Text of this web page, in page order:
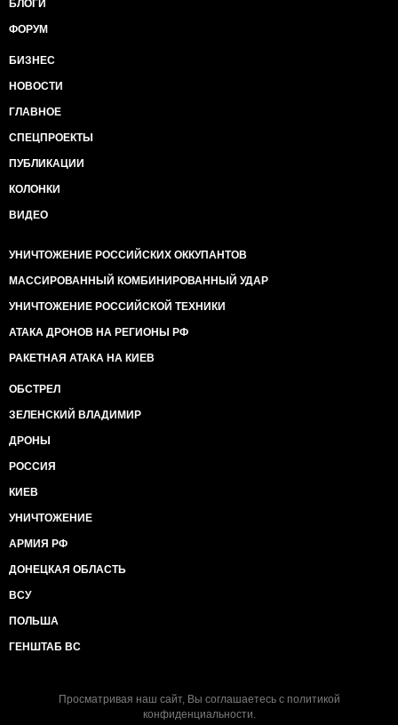
БЛОГИ
ФОРУМ
БИЗНЕС
НОВОСТИ
ГЛАВНОЕ
СПЕЦПРОЕКТЫ
ПУБЛИКАЦИИ
КОЛОНКИ
ВИДЕО
УНИЧТОЖЕНИЕ РОССИЙСКИХ ОККУПАНТОВ
МАССИРОВАННЫЙ КОМБИНИРОВАННЫЙ УДАР
УНИЧТОЖЕНИЕ РОССИЙСКОЙ ТЕХНИКИ
АТАКА ДРОНОВ НА РЕГИОНЫ РФ
РАКЕТНАЯ АТАКА НА КИЕВ
ОБСТРЕЛ
ЗЕЛЕНСКИЙ ВЛАДИМИР
ДРОНЫ
РОССИЯ
КИЕВ
УНИЧТОЖЕНИЕ
АРМИЯ РФ
ДОНЕЦКАЯ ОБЛАСТЬ
ВСУ
ПОЛЬША
ГЕНШТАБ ВС
Просматривая наш сайт, Вы соглашаетесь с политикой
конфиденциальности.